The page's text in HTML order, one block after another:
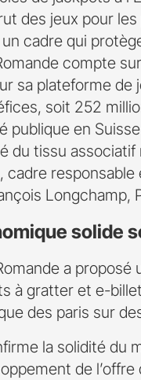
des jeux pour
cadre qui
compte
sa plateforme
soit 252
publique en
du tissu
cadre
Longchamp,
solide
a
à gratter et e-
des paris sur
la solidité du
de